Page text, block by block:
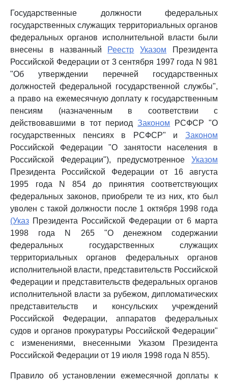
Государственные должности федеральных
государственных служащих территориальных органов
федеральных органов исполнительной власти были
внесены в названный Реестр Указом Президента
Российской Федерации от 3 сентября 1997 года N 981
"Об утверждении перечней государственных
должностей федеральной государственной службы",
а право на ежемесячную доплату к государственным
пенсиям (назначенным в соответствии с
действовавшими в тот периодЗаконом РСФСР "О
государственных пенсиях в РСФСР" и Законом
Российской Федерации "О занятости населения в
Российской Федерации"), предусмотренное Указом
Президента Российской Федерации от 16 августа
1995 года N 854 до принятия соответствующих
федеральных законов, приобрели те из них, кто был
уволен с такой должности после 1 октября 1998 года
(Указ Президента Российской Федерации от 6 марта
1998 года N 265 "О денежном содержании
федеральных государственных служащих
территориальных органов федеральных органов
исполнительной власти, представительств Российской
Федерации и представительств федеральных органов
исполнительной власти за рубежом, дипломатических
представительств и консульских учреждений
Российской Федерации, аппаратов федеральных
судов и органов прокуратуры Российской Федерации"
с изменениями, внесенными Указом Президента
Российской Федерации от 19 июля 1998 года N 855).
Правило об установлении ежемесячной доплаты к